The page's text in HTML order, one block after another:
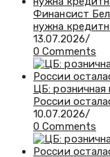
Финансист
нужна
13.07.2026/
0 Comments
ЦБ: розничная
России
10.07.2026/
0 Comments